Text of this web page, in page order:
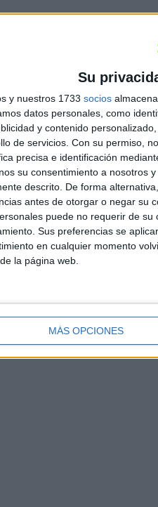
Su
y nuestros 1733 socios
datos personales, como
y contenido
de servicios. Con su permiso,
precisa e identificación
su consentimiento a nosotros
descrito. De forma
antes de otorgar o negar su
puede no requerir de
Sus preferencias se
en cualquier momento
la página web.
MÁS OPCIONES